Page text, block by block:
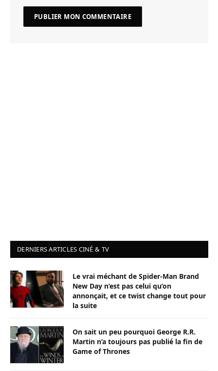
DERNIERS ARTICLES CINÉ & TV
Le vrai méchant de Spider-Man Brand
New Day n’est pas celui qu’on
annonçait, et ce twist change tout pour
la suite
On sait un peu pourquoi George R.R.
Martin n’a toujours pas publié la fin de
Game of Thrones